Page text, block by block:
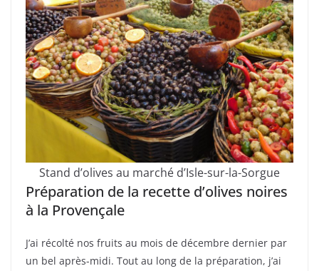
Stand d’olives au marché d’Isle-sur-la-Sorgue
Préparation de la recette d’olives noires
à la Provençale
J’ai récolté nos fruits au mois de décembre dernier par
un bel après-midi. Tout au long de la préparation, j’ai